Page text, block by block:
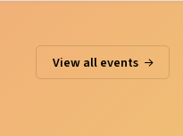
View all events